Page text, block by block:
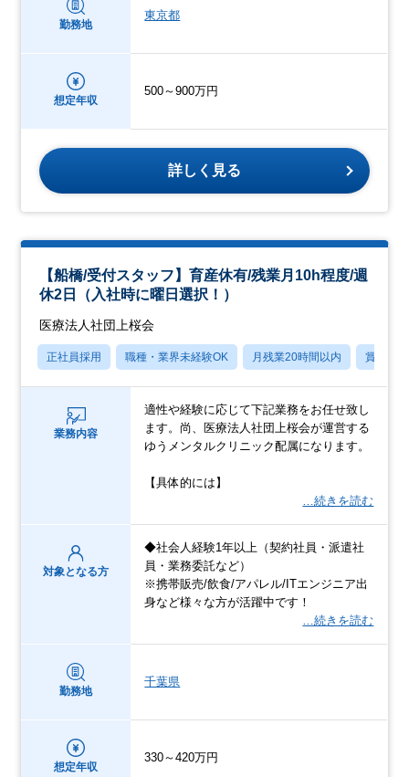
勤務地
東京都
想定年収
500～900万円
詳しく見る
【船橋/受付スタッフ】育産休有/残業月10h程度/週
休2日（入社時に曜日選択！）
医療法人社団上桜会
正社員採用 職種・業界未経験OK 月残業20時間以内 賞与あり
業務内容
適性や経験に応じて下記業務をお任せ致し
ます。尚、医療法人社団上桜会が運営する
ゆうメンタルクリニック配属になります。
【具体的には】
…続きを読む
対象となる方
◆社会人経験1年以上（契約社員・派遣社
員・業務委託など）
※携帯販売/飲食/アパレル/ITエンジニア出
身など様々な方が活躍中です！
…続きを読む
勤務地
千葉県
想定年収
330～420万円